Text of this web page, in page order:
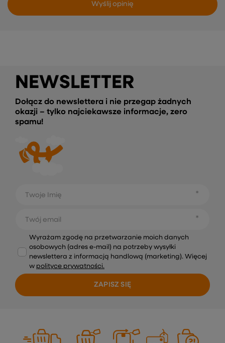
Wyślij opinię
NEWSLETTER
Dołącz do newslettera i nie przegap żadnych
okazji – tylko najciekawsze informacje, zero
spamu!
Twoje Imię
Twój email
Wyrażam zgodę na przetwarzanie moich danych
osobowych (adres e-mail) na potrzeby wysyłki
newslettera z informacją handlową (marketing). Więcej
w polityce prywatności.
ZAPISZ SIĘ